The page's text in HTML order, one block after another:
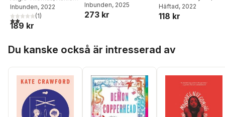
Woodfolk ,Nicola Yoon
Nic Stone,
Jackson
Inbunden, 2022
2,0utav 5 stjärnor. Totalt antal röster:
(1)
189 kr
Inbunden, 2025
273 kr
Tiffany D Jackson
Stone,Angie Thomas
Häftad, 2022
118 kr
Du kanske också är intresserad av